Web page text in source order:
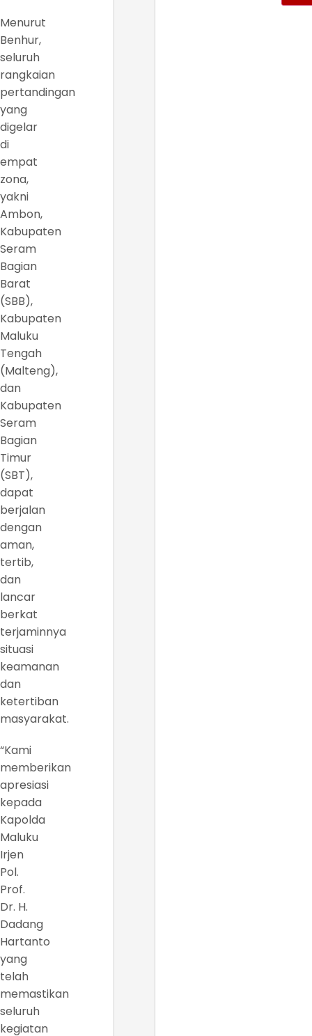
Menurut
Benhur,
seluruh
rangkaian
pertandingan
yang
digelar
di
empat
zona,
yakni
Ambon,
Kabupaten
Seram
Bagian
Barat
(SBB),
Kabupaten
Maluku
Tengah
(Malteng),
dan
Kabupaten
Seram
Bagian
Timur
(SBT),
dapat
berjalan
dengan
aman,
tertib,
dan
lancar
berkat
terjaminnya
situasi
keamanan
dan
ketertiban
masyarakat.
“Kami
memberikan
apresiasi
kepada
Kapolda
Maluku
Irjen
Pol.
Prof.
Dr. H.
Dadang
Hartanto
yang
telah
memastikan
seluruh
kegiatan